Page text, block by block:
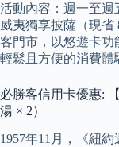
活動內容：週一至週
威夷獨享披薩（現
客門市，以悠遊卡功
輕鬆且方便的消費體
必勝客信用卡優惠:
湯 × 2）
1957年11月，《紐